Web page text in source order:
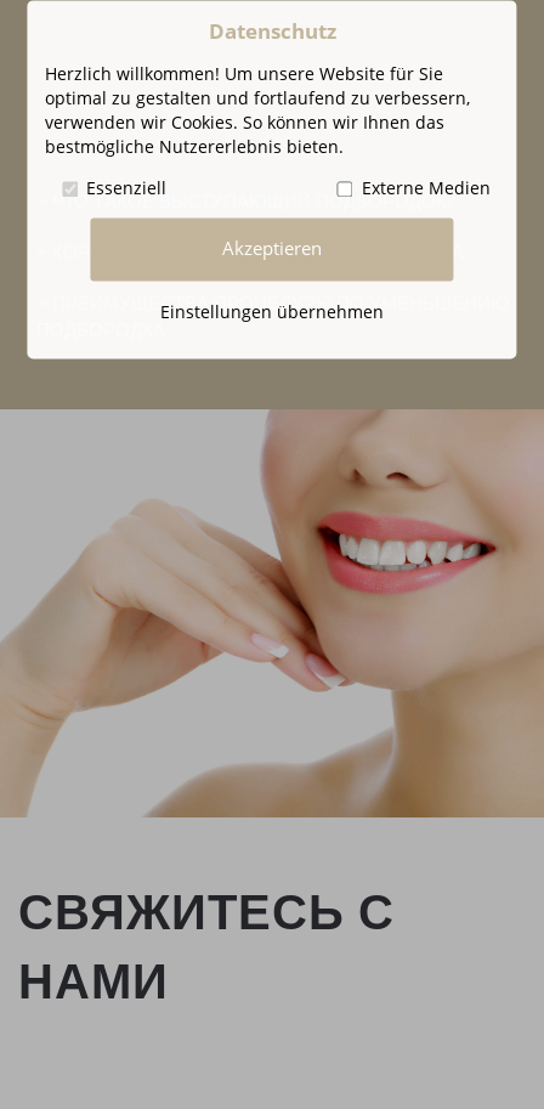
ЧТО ТАКОЕ ВЫСТУПАЮЩИЙ ПОДБОРОДОК?
КОРРЕКЦИЯ ВЫСТУПАЮЩЕГО ПОДБОРОДКА
ПРЕИМУЩЕСТВА ПРОЦЕДУРЫ ПО УМЕНЬШЕНИЮ
СВЯЖИТЕСЬ С
НАМИ
Datenschutz
Herzlich willkommen! Um unsere Website für Sie
optimal zu gestalten und fortlaufend zu verbessern,
verwenden wir Cookies. So können wir Ihnen das
bestmögliche Nutzererlebnis bieten.
Essenziell
Externe Medien
Akzeptieren
Einstellungen übernehmen